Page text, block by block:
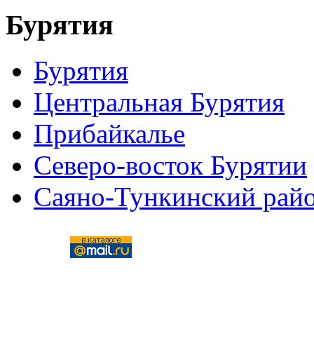
Бурятия
Бурятия
Центральная Бурятия
Прибайкалье
Северо-восток Бурятии
Саяно-Тункинский